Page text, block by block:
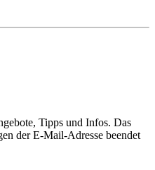
Tipps und Infos. Das
der E-Mail-Adresse beendet